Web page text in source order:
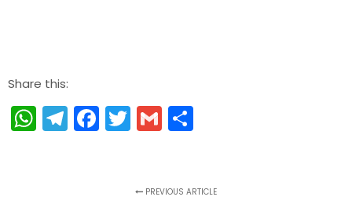
Share this:
WhatsApp
Telegram
Facebook
Twitter
Gmail
PREVIOUS ARTICLE